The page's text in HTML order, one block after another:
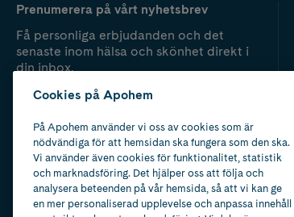
Prenumerera på vårt nyhetsbrev
Få personliga erbjudanden och det
senaste inom hälsa och skönhet direkt i
din inbox.
Cookies på Apohem
På Apohem använder vi oss av cookies som är
nödvändiga för att hemsidan ska fungera som den ska.
Vi använder även cookies för funktionalitet, statistik
och marknadsföring. Det hjälper oss att följa och
analysera beteenden på vår hemsida, så att vi kan ge
en mer personaliserad upplevelse och anpassa innehåll